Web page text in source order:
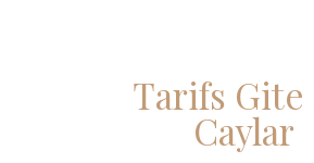
Tarifs Gite
Caylar